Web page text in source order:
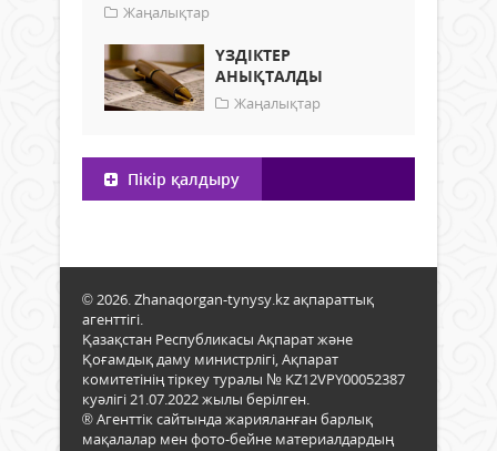
Жаңалықтар
ҮЗДІКТЕР
АНЫҚТАЛДЫ
Жаңалықтар
Пікір қалдыру
© 2026. Zhanaqorgan-tynysy.kz ақпараттық
агенттігі.
Қазақстан Республикасы Ақпарат және
Қоғамдық даму министрлігі, Ақпарат
комитетінің тіркеу туралы № KZ12VPY00052387
куәлігі 21.07.2022 жылы берілген.
® Агенттік сайтында жарияланған барлық
мақалалар мен фото-бейне материалдардың